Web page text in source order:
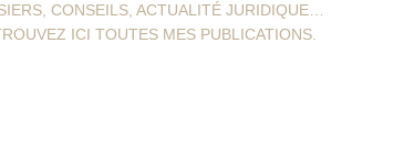
CONSEILS, ACTUALITÉ JURIDIQUE…
ICI TOUTES MES PUBLICATIONS.